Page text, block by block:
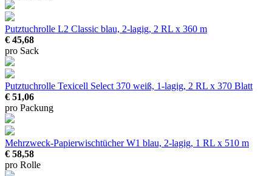
Putztuchrolle L2 Classic blau, 2-lagig, 2 RL x 360 m
€ 45,68
pro Sack
Putztuchrolle Texicell Select 370 weiß, 1-lagig, 2 RL x 370 Blatt
€ 51,06
pro Packung
Mehrzweck-Papierwischtücher W1 blau, 2-lagig, 1 RL x 510 m
€ 58,58
pro Rolle